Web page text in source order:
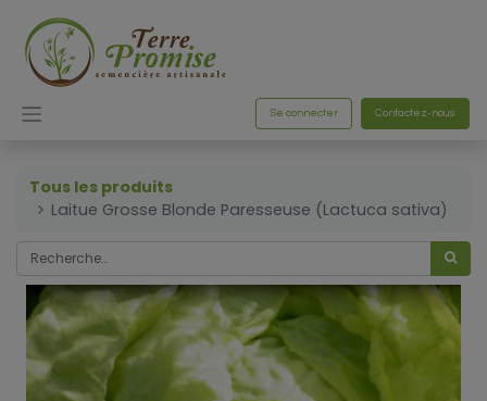
Se connecter Contactez-nous
Tous les produits
Laitue Grosse Blonde Paresseuse (Lactuca sativa)